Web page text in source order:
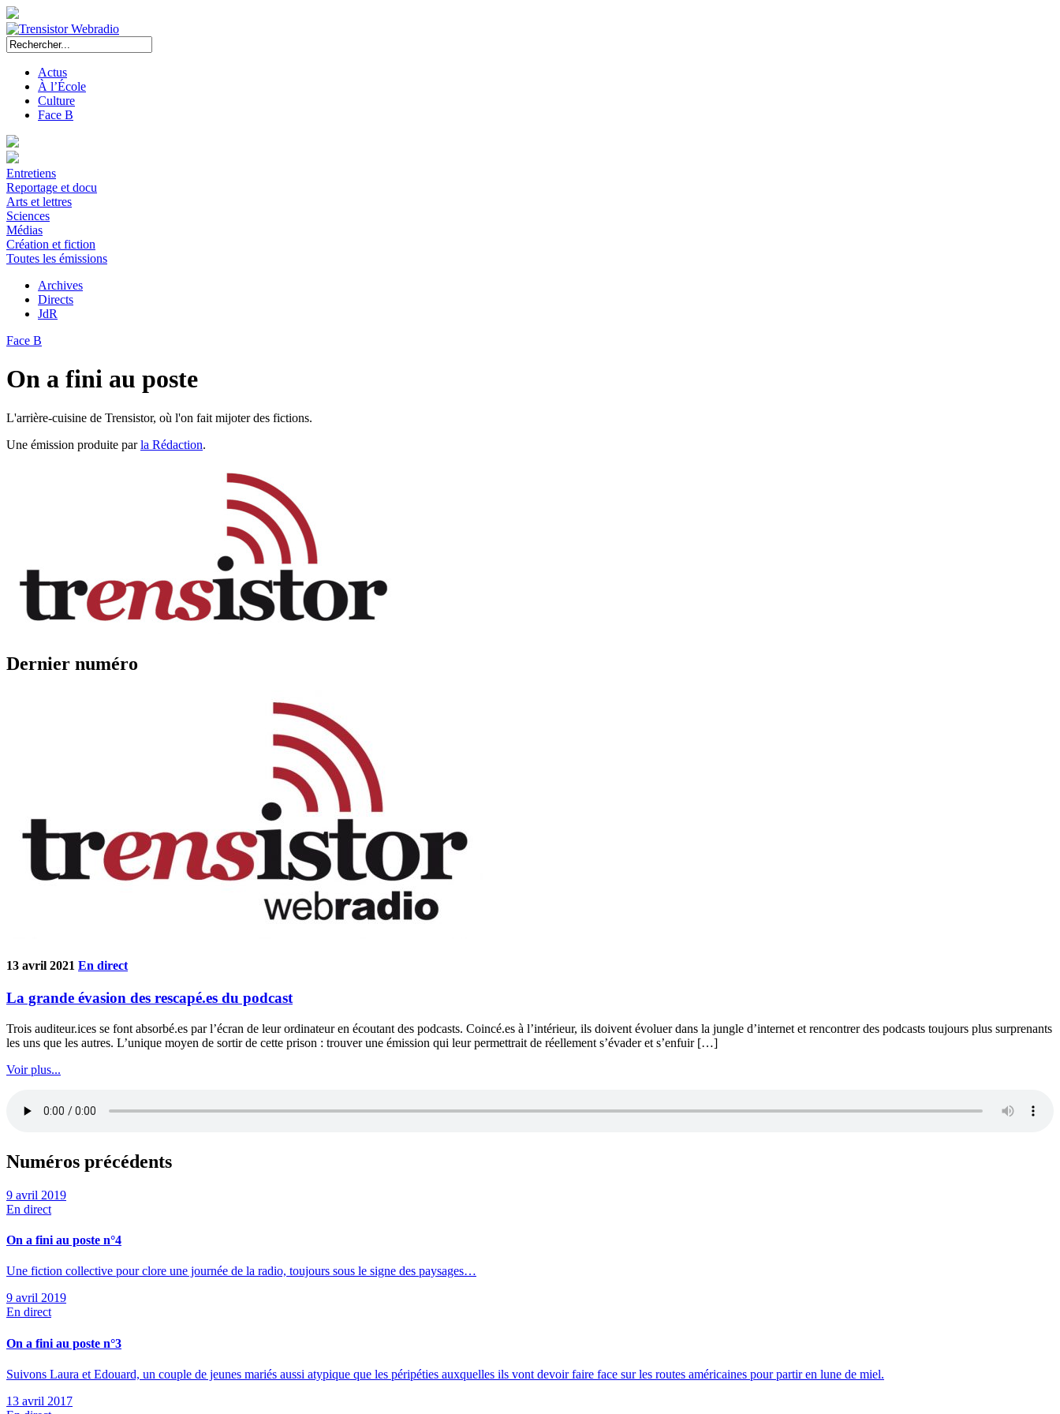
Actus
À l’École
Culture
Face B
Entretiens
Reportage et docu
Arts et lettres
Sciences
Médias
Création et fiction
Toutes les émissions
Archives
Directs
JdR
Face B
On a fini au poste
L'arrière-cuisine de Trensistor, où l'on fait mijoter des fictions.
Une émission produite parla Rédaction.
Dernier numéro
13 avril 2021 En direct
La grande évasion des rescapé.es du podcast
Trois auditeur.ices se font absorbé.es par l’écran de leur ordinateur en écoutant des podcasts. Coincé.es à l’intérieur, ils doivent évoluer dans la jungle d’internet et rencontrer des podcasts toujours plus surprenants
les uns que les autres. L’unique moyen de sortir de cette prison : trouver une émission qui leur permettrait de réellement s’évader et s’enfuir […]
Voir plus...
Numéros précédents
9 avril 2019
En direct
On a fini au poste n°4
Une fiction collective pour clore une journée de la radio, toujours sous le signe des paysages…
9 avril 2019
En direct
On a fini au poste n°3
Suivons Laura et Edouard, un couple de jeunes mariés aussi atypique que les péripéties auxquelles ils vont devoir faire face sur les routes américaines pour partir en lune de miel.
13 avril 2017